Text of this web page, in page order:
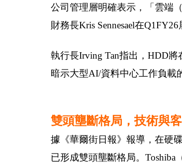
公司管理層明確表示，「雲端
財務長Kris Sennesael在
執行長Irving Tan指出，HDD
暗示大型AI/資料中心工作負載
雙頭壟斷格局，技術與
據《華爾街日報》報導，在硬
已形成雙頭壟斷格局。Toshiba